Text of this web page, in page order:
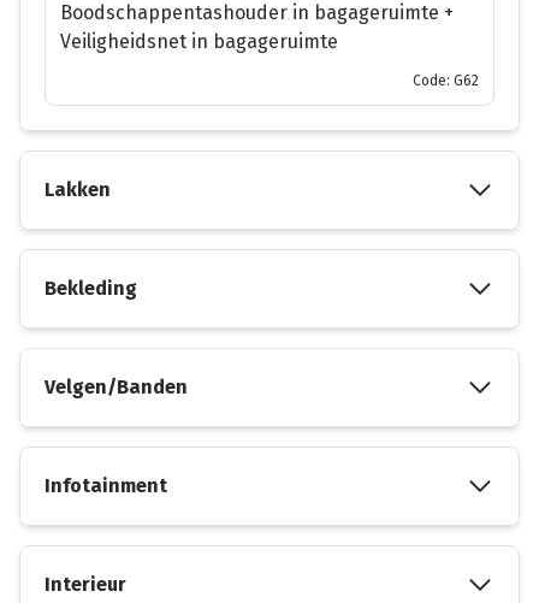
Boodschappentashouder in bagageruimte +
Veiligheidsnet in bagageruimte
Code: G62
Lakken
Bekleding
Velgen/Banden
Infotainment
Interieur